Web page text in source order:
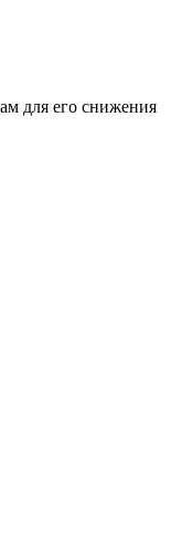
для его снижения